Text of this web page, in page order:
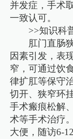
并发症，手术
一致认可。
>>知识科
肛门直肠
因素引发，表
窄，可通过饮
律扩肛等保守
切开、狭窄环
手术瘢痕松解
术等手术治疗
大便，随访6-12